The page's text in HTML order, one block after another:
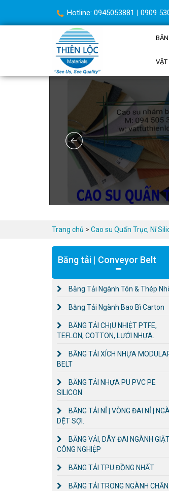
Hotline: 0945053881 | 0909
VẬT
Trang chủ > Cao su Quấn Trục, Nỉ
Băng tải | Conveyor Belt
Băng Tải Ngành Tôn & Thép
Băng Tải Ngành Bao Bì Carton
BĂNG TẢI CHỊU NHIỆT PTFE,
TEFLON, COTTON, LƯỚI NHỰA.
BĂNG TẢI XÍCH NHỰA
BELT
BĂNG TẢI NHỰA PU PVC PE
SILICON
BĂNG TẢI NỈ | VÒNG ĐAI NỈ |
DỆT SỢI.
BĂNG VẢI, DÂY ĐAI NGÀNH
CÔNG NGHIỆP
BĂNG TẢI TPU ĐỒNG NHẤT
BĂNG TẢI TRONG NGÀNH CHĂN